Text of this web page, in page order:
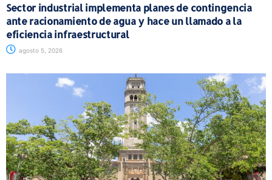
Sector industrial implementa planes de contingencia
ante racionamiento de agua y hace un llamado a la
eficiencia infraestructural
agosto 5, 2026